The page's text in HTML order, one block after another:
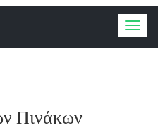
Πινάκων